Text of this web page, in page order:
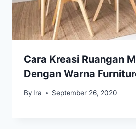
Cara Kreasi Ruangan
Dengan Warna
By Ira September 26, 2020